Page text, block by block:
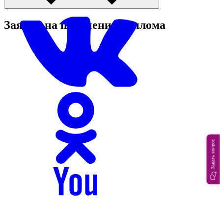
Заявка на получение диплома
Задать вопрос